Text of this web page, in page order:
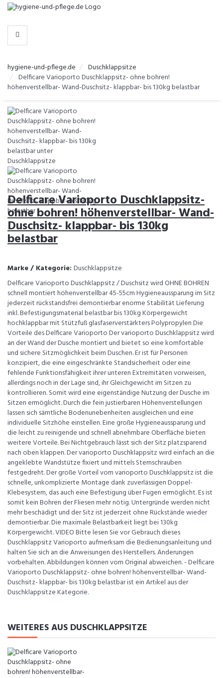
-
KATEGORIEN
hygiene-und-pflege.de
Duschklappsitze
Delficare Varioporto Duschklappsitz- ohne bohren!
höhenverstellbar- Wand-Duschsitz- klappbar- bis 130kg belastbar
Delficare Varioporto Duschklappsitz-
ohne bohren! höhenverstellbar- Wand-
Duschsitz- klappbar- bis 130kg
belastbar
Marke / Kategorie: Duschklappsitze
Delficare Varioporto Duschklappsitz / Duschsitz wird OHNE BOHREN
schnell montiert höhenverstellbar 45-55cm Hygieneaussparung im Sitz
jederzeit rückstandsfrei demontierbar enorme Stabilität Lieferung
inkl. Befestigungsmaterial belastbar bis 130kg Körpergewicht
hochklappbar mit Stützfuß glasfaserverstärkters Polypropylen Die
Vorteile des Delficare Varioporto Der varioporto Duschklappsitz wird
an der Wand der Dusche montiert und bietet so eine komfortable
und sichere Sitzmöglichkeit beim Duschen. Er ist für Personen
konzipiert, die eine eingeschränkte Standsicherheit oder eine
fehlende Funktionsfähigkeit ihrer unteren Extremitäten vorweisen,
allerdings noch in der Lage sind, ihr Gleichgewicht im Sitzen zu
kontrollieren. Somit wird eine eigenständige Nutzung der Dusche im
Sitzen ermöglicht. Durch die fein justierbaren Höhenverstellungen
lassen sich sämtliche Bodenunebenheiten ausgleichen und eine
individuelle Sitzhöhe einstellen. Eine große Hygieneaussparung und
die leicht zu reinigende und schnell abnehmbare Oberfläche bieten
weitere Vorteile. Bei Nichtgebrauch lässt sich der Sitz platzsparend
nach oben klappen. Der varioporto Duschklappsitz wird einfach an die
angeklebte Wandstütze fixiert und mittels Sternschrauben
festgedreht. Der große Vorteil vom varioporto Duschklappsitz ist die
schnelle, unkomplizierte Montage dank zuverlässigen Doppel-
Klebesystem, das auch eine Befestigung über Fugen ermöglicht. Es ist
somit kein Bohren der Fliesen mehr nötig. Untergründe werden nicht
mehr beschädigt und der Sitz ist jederzeit ohne Rückstände wieder
demontierbar. Die maximale Belastbarkeit liegt bei 130kg
Körpergewicht. VIDEO Bitte lesen Sie vor Gebrauch dieses
Duschklappsitz Varioporto aufmerksam die Bedienungsanleitung und
halten Sie sich an die Anweisungen des Herstellers. Änderungen
vorbehalten. Abbildungen können vom Original abweichen. - Delficare
Varioporto Duschklappsitz- ohne bohren! höhenverstellbar- Wand-
Duschsitz- klappbar- bis 130kg belastbar ist ein Artikel aus der
Duschklappsitze Kategorie.
WEITERES AUS DUSCHKLAPPSITZE